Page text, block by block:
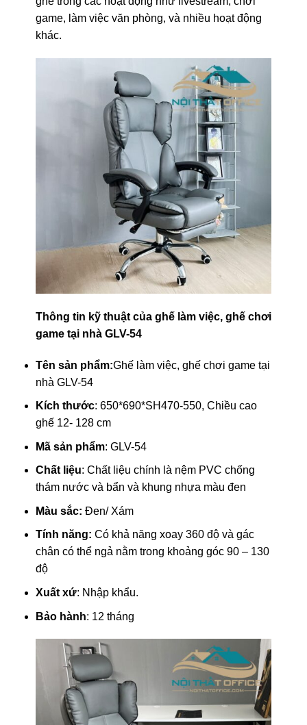
game, làm việc văn phòng, và nhiều hoạt động
khác.
Thông tin kỹ thuật của ghế làm việc, ghế chơi
game tại nhà GLV-54
Tên sản phẩm:Ghế làm việc, ghế chơi game tại
nhà GLV-54
Kích thước: 650*690*SH470-550, Chiều cao
ghế 12- 128 cm
Mã sản phẩm: GLV-54
Chất liệu: Chất liệu chính là nệm PVC chống
thám nước và bẩn và khung nhựa màu đen
Màu sắc: Đen/ Xám
Tính năng: Có khả năng xoay 360 độ và gác
chân có thể ngả nằm trong khoảng góc 90 – 130
độ
Xuất xứ: Nhập khẩu.
Bảo hành: 12 tháng